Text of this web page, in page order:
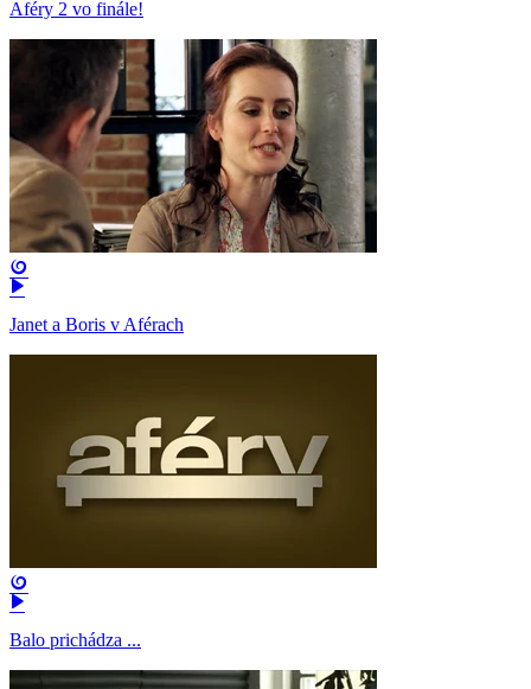
Aféry 2 vo finále!
Janet a Boris v Aférach
Balo prichádza ...